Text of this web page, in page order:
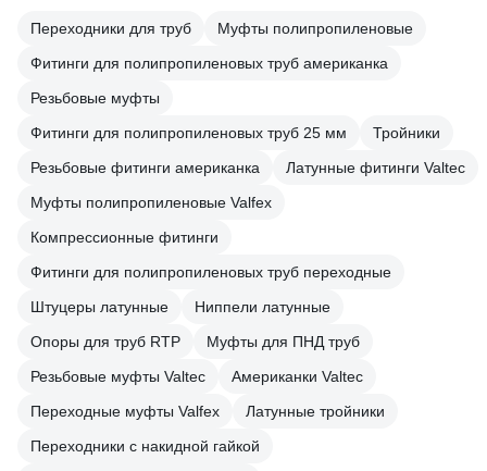
Переходники для труб
Муфты полипропиленовые
Фитинги для полипропиленовых труб американка
Резьбовые муфты
Фитинги для полипропиленовых труб 25 мм
Тройники
Резьбовые фитинги американка
Латунные фитинги Valtec
Муфты полипропиленовые Valfex
Компрессионные фитинги
Фитинги для полипропиленовых труб переходные
Штуцеры латунные
Ниппели латунные
Опоры для труб RTP
Муфты для ПНД труб
Резьбовые муфты Valtec
Американки Valtec
Переходные муфты Valfex
Латунные тройники
Переходники с накидной гайкой